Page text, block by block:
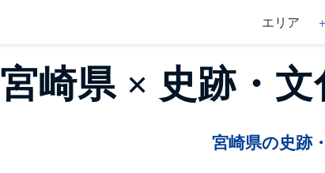
エリア
宮崎県 × 史跡・
宮崎県の史跡